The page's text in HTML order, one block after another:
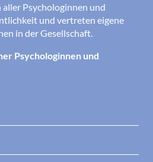
Psychologinnen und
und vertreten eigene
in der Gesellschaft.
Psychologinnen und